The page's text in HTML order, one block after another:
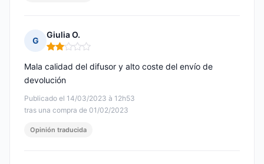
G
Giulia O.
Nota: 2 de 5
Publicado el 14/03/2023 à 12h53
tras una compra de 01/02/2023
Mala calidad del difusor y alto coste del envío de
devolución
Opinión traducida